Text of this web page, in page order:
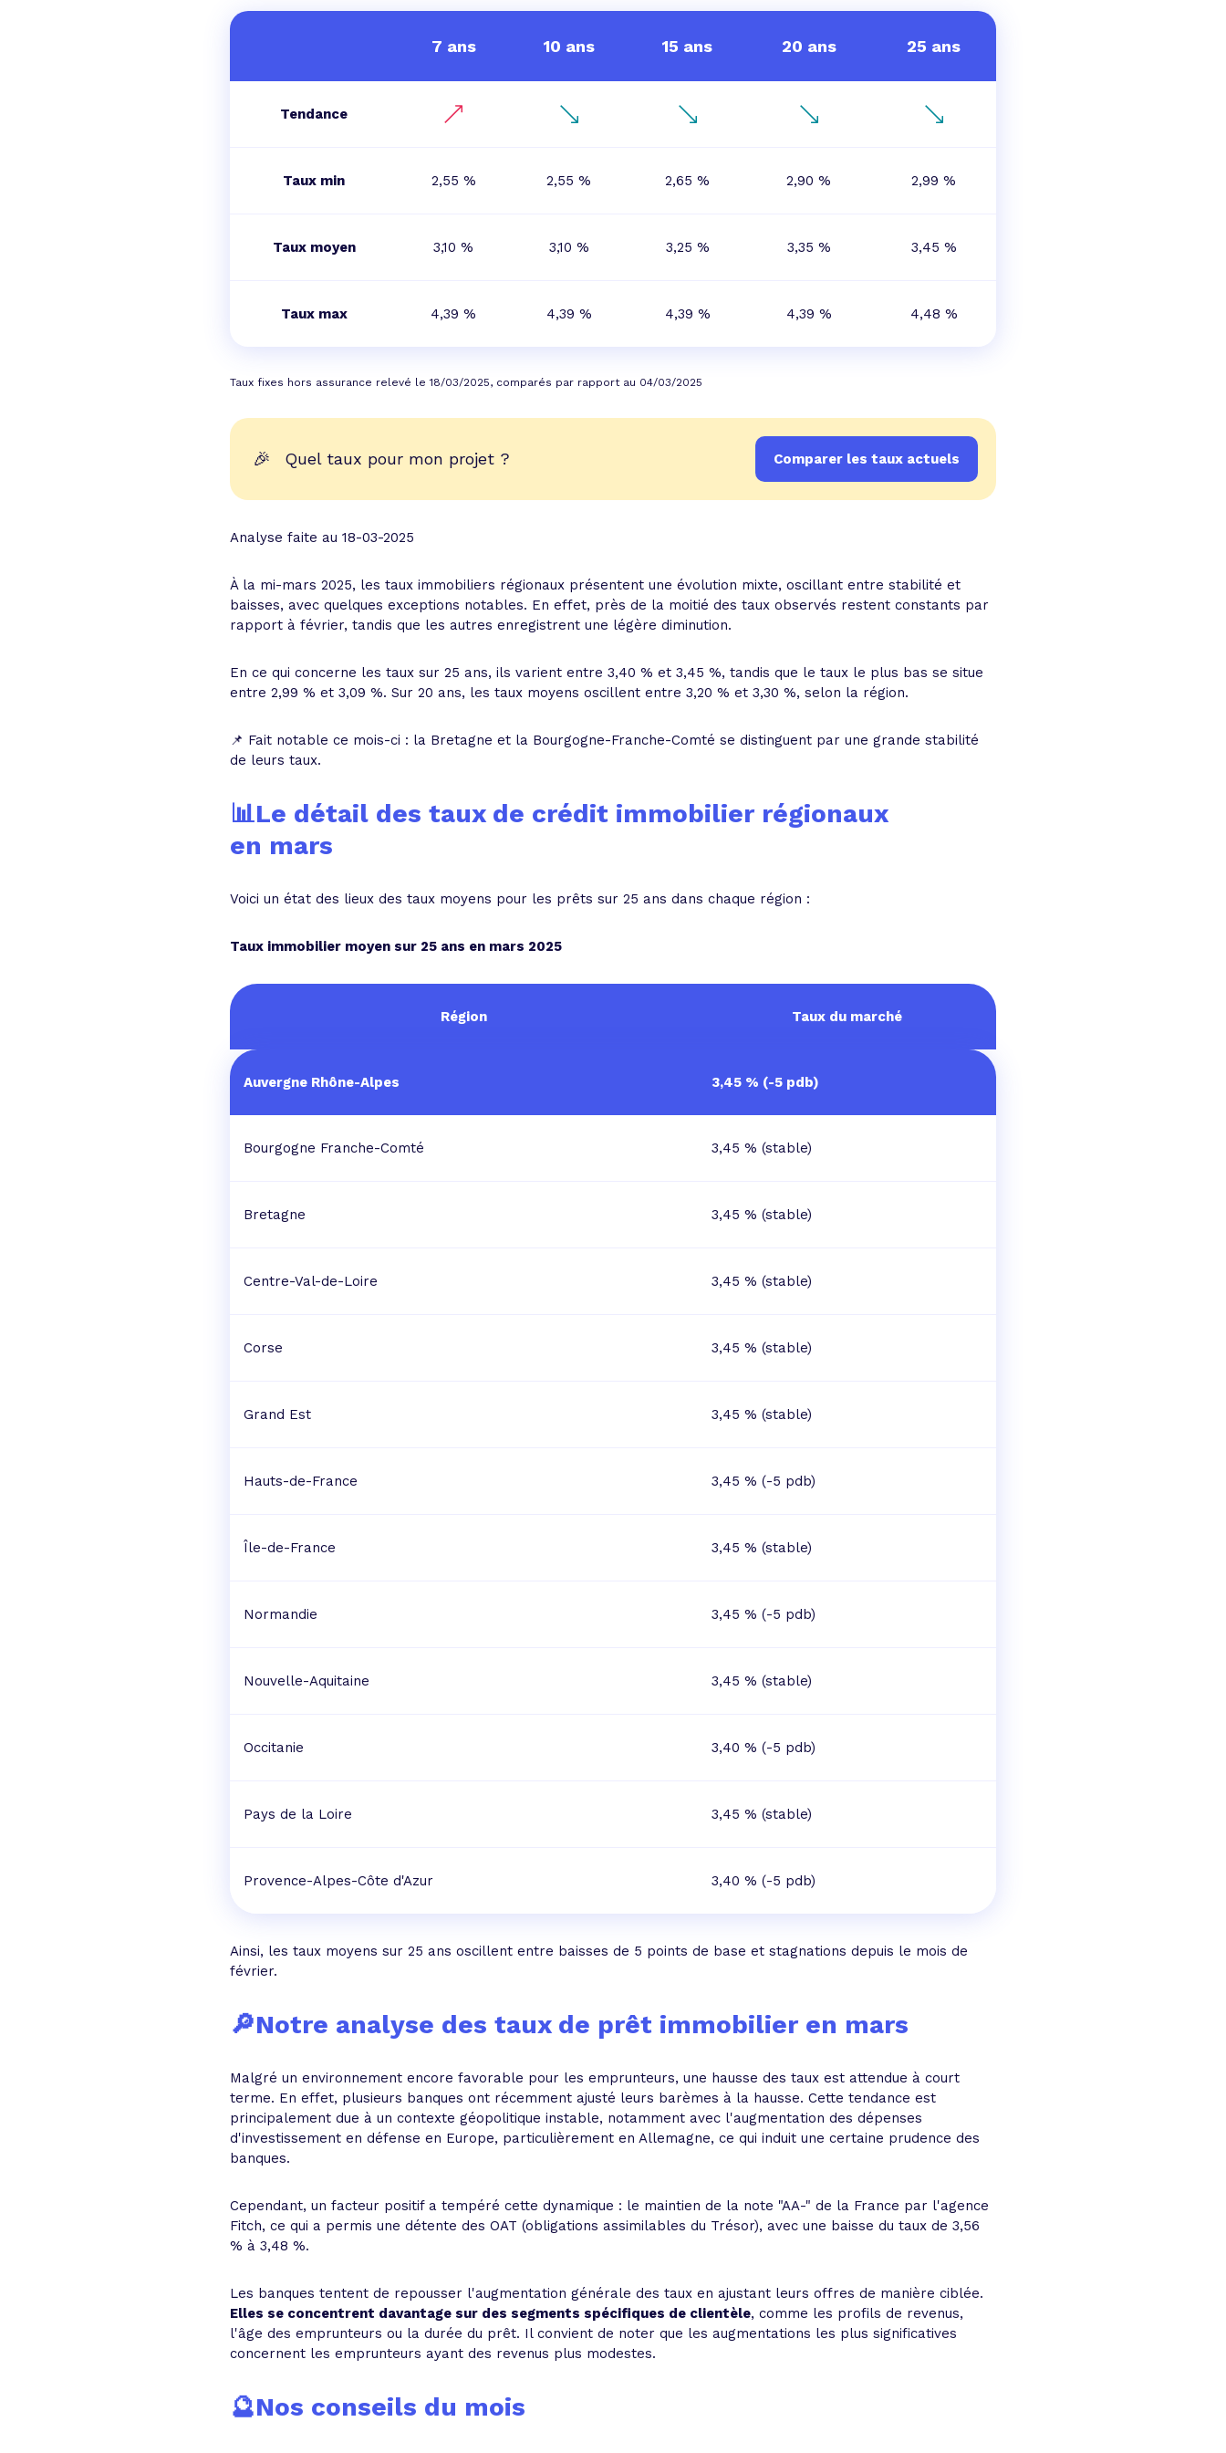
7 ans 10 ans 15 ans 20 ans 25 ans
Tendance
Taux min 2,55 % 2,55 % 2,65 % 2,90 % 2,99 %
Taux moyen 3,10 % 3,10 % 3,25 % 3,35 % 3,45 %
Taux max 4,39 % 4,39 % 4,39 % 4,39 % 4,48 %
Taux fixes hors assurance relevé le 18/03/2025, comparés par rapport au 04/03/2025
🎉 Quel taux pour mon projet ? Comparer les taux actuels
Analyse faite au 18-03-2025
À la mi-mars 2025, les taux immobiliers régionaux présentent une évolution mixte, oscillant entre stabilité et
baisses, avec quelques exceptions notables. En effet, près de la moitié des taux observés restent constants par
rapport à février, tandis que les autres enregistrent une légère diminution.
En ce qui concerne les taux sur 25 ans, ils varient entre 3,40 % et 3,45 %, tandis que le taux le plus bas se situe
entre 2,99 % et 3,09 %. Sur 20 ans, les taux moyens oscillent entre 3,20 % et 3,30 %, selon la région.
📌 Fait notable ce mois-ci : la Bretagne et la Bourgogne-Franche-Comté se distinguent par une grande stabilité
de leurs taux.
📊Le détail des taux de crédit immobilier régionaux
en mars
Voici un état des lieux des taux moyens pour les prêts sur 25 ans dans chaque région :
Taux immobilier moyen sur 25 ans en mars 2025
Région Taux du marché
Auvergne Rhône-Alpes 3,45 % (-5 pdb)
Bourgogne Franche-Comté 3,45 % (stable)
Bretagne 3,45 % (stable)
Centre-Val-de-Loire 3,45 % (stable)
Corse 3,45 % (stable)
Grand Est 3,45 % (stable)
Hauts-de-France 3,45 % (-5 pdb)
Île-de-France 3,45 % (stable)
Normandie 3,45 % (-5 pdb)
Nouvelle-Aquitaine 3,45 % (stable)
Occitanie 3,40 % (-5 pdb)
Pays de la Loire 3,45 % (stable)
Provence-Alpes-Côte d'Azur 3,40 % (-5 pdb)
Ainsi, les taux moyens sur 25 ans oscillent entre baisses de 5 points de base et stagnations depuis le mois de
février.
🔎Notre analyse des taux de prêt immobilier en mars
Malgré un environnement encore favorable pour les emprunteurs, une hausse des taux est attendue à court
terme. En effet, plusieurs banques ont récemment ajusté leurs barèmes à la hausse. Cette tendance est
principalement due à un contexte géopolitique instable, notamment avec l'augmentation des dépenses
d'investissement en défense en Europe, particulièrement en Allemagne, ce qui induit une certaine prudence des
banques.
Cependant, un facteur positif a tempéré cette dynamique : le maintien de la note "AA-" de la France par l'agence
Fitch, ce qui a permis une détente des OAT (obligations assimilables du Trésor), avec une baisse du taux de 3,56
% à 3,48 %.
Les banques tentent de repousser l'augmentation générale des taux en ajustant leurs offres de manière ciblée.
Elles se concentrent davantage sur des segments spécifiques de clientèle, comme les profils de revenus,
l'âge des emprunteurs ou la durée du prêt. Il convient de noter que les augmentations les plus significatives
concernent les emprunteurs ayant des revenus plus modestes.
🔮Nos conseils du mois